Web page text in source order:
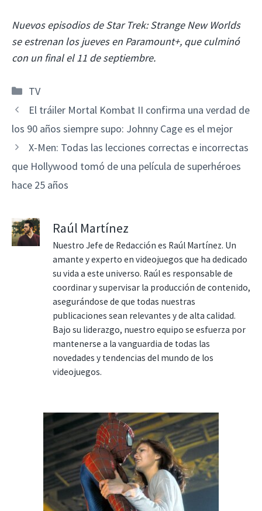
Nuevos episodios de Star Trek: Strange New Worlds
se estrenan los jueves en Paramount+, que culminó
con un final el 11 de septiembre.
Categorías
TV
El tráiler Mortal Kombat II confirma una verdad de
los 90 años siempre supo: Johnny Cage es el mejor
X-Men: Todas las lecciones correctas e incorrectas
que Hollywood tomó de una película de superhéroes
hace 25 años
Raúl Martínez
Nuestro Jefe de Redacción es Raúl Martínez. Un
amante y experto en videojuegos que ha dedicado
su vida a este universo. Raúl es responsable de
coordinar y supervisar la producción de contenido,
asegurándose de que todas nuestras
publicaciones sean relevantes y de alta calidad.
Bajo su liderazgo, nuestro equipo se esfuerza por
mantenerse a la vanguardia de todas las
novedades y tendencias del mundo de los
videojuegos.